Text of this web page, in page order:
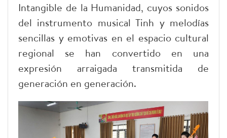
Intangible de la Humanidad, cuyos sonidos
del instrumento musical Tinh y melodías
sencillas y emotivas en el espacio cultural
regional se han convertido en una
expresión arraigada transmitida de
generación en generación.